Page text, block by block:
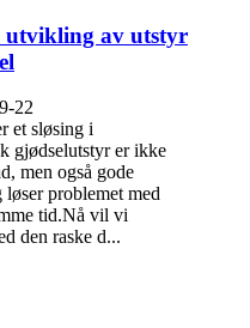
utvikling av utstyr
22
et sløsing i
gjødselutstyr er ikke
men også gode
problemet med
tid.Nå vil vi
den raske d...